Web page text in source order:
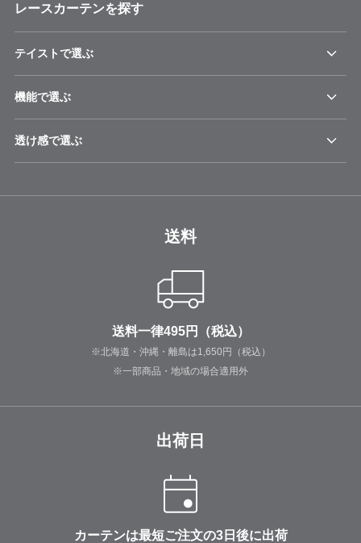
レースカーテンを探す
テイストで選ぶ
機能で選ぶ
透け感で選ぶ
送料
送料一律495円（税込）
※北海道・沖縄・離島は1,650円（税込）
※一部商品・地域の場合適用外
出荷日
カーテンは最短ご注文の3日後に出荷